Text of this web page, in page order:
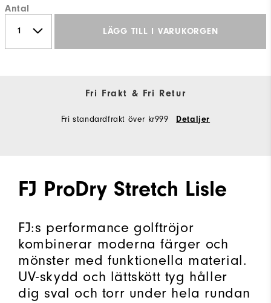
Antal
LÄGG TILL I VARUKORGEN
Fri Frakt & Fri Retur
Fri standardfrakt över kr999 Detaljer
FJ ProDry Stretch Lisle
FJ:s performance golftröjor
kombinerar moderna färger och
mönster med funktionella material.
UV-skydd och lättskött tyg håller
dig sval och torr under hela rundan